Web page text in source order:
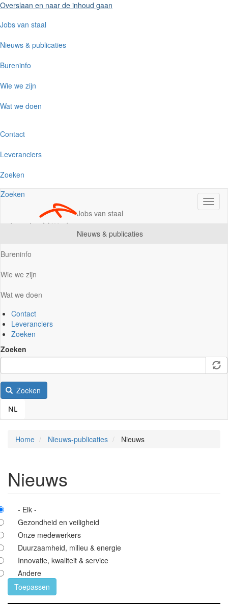
Overslaan en naar de inhoud gaan
Jobs van staal
Nieuws & publicaties
Bureninfo
Wie we zijn
Wat we doen
Contact
Leveranciers
Zoeken
Zoeken
Jobs van staal
Nieuws & publicaties
Bureninfo
Wie we zijn
Wat we doen
Contact
Leveranciers
Zoeken
Zoeken
Zoeken
NL
Home Nieuws-publicaties Nieuws
Nieuws
- Elk -
Gezondheid en veiligheid
Onze medewerkers
Duurzaamheid, milieu & energie
Innovatie, kwaliteit & service
Andere
Toepassen